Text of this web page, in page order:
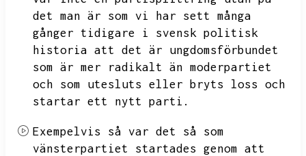
det man är som vi har sett många
gånger tidigare i svensk politisk
historia att det är ungdomsförbundet
som är mer radikalt än moderpartiet
och som utesluts eller bryts loss och
startar ett nytt parti.
Exempelvis så var det så som
vänsterpartiet startades genom att